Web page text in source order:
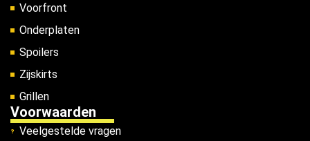
Voorfront
Onderplaten
Spoilers
Zijskirts
Grillen
Voorwaarden
Veelgestelde vragen